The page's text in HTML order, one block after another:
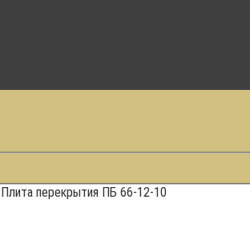
Плита перекрытия ПБ 66-12-10